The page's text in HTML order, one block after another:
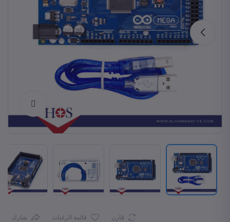
قارن قائمة الرغبات شارك